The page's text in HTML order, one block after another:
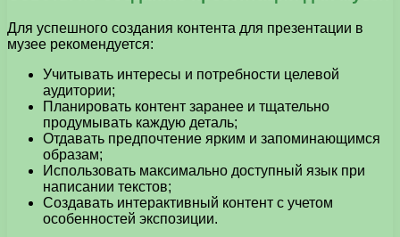
Для успешного создания контента для презентации в
музее рекомендуется:
Учитывать интересы и потребности целевой
аудитории;
Планировать контент заранее и тщательно
продумывать каждую деталь;
Отдавать предпочтение ярким и запоминающимся
образам;
Использовать максимально доступный язык при
написании текстов;
Создавать интерактивный контент с учетом
особенностей экспозиции.